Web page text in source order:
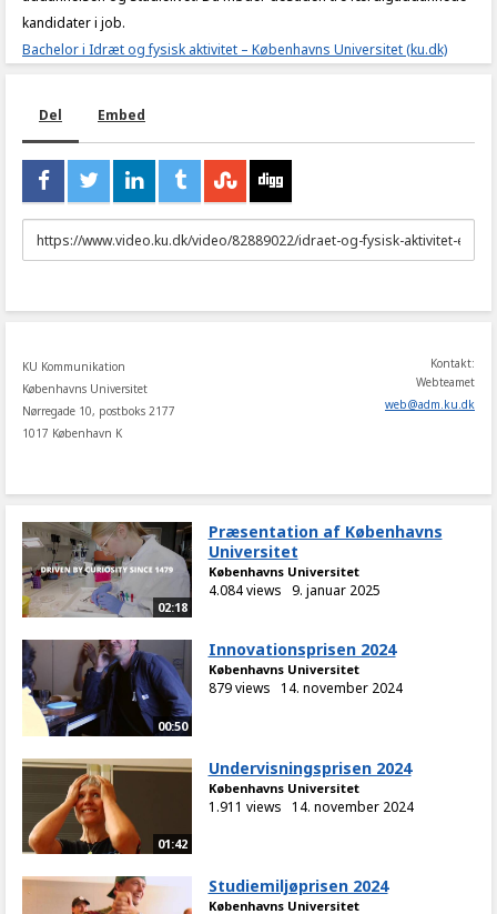
kandidater i job.
Bachelor i Idræt og fysisk aktivitet – Københavns Universitet (ku.dk)
Del Embed
URL
to
KU Kommunikation
Københavns Universitet
Nørregade 10, postboks 2177
1017 København K
Kontakt:
Webteamet
web@adm.ku.dk
02:18
Præsentation af Københavns
Universitet
Københavns Universitet
4.084 views 9. januar 2025
00:50
Innovationsprisen 2024
Københavns Universitet
879 views 14. november 2024
01:42
Undervisningsprisen 2024
Københavns Universitet
1.911 views 14. november 2024
Studiemiljøprisen 2024
Københavns Universitet